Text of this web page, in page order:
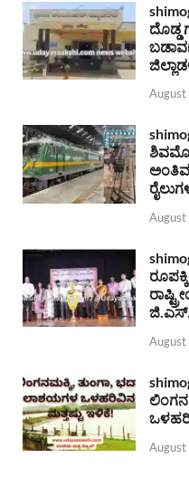
ದೊಡ್ಡ
ಅಂತಿಮ